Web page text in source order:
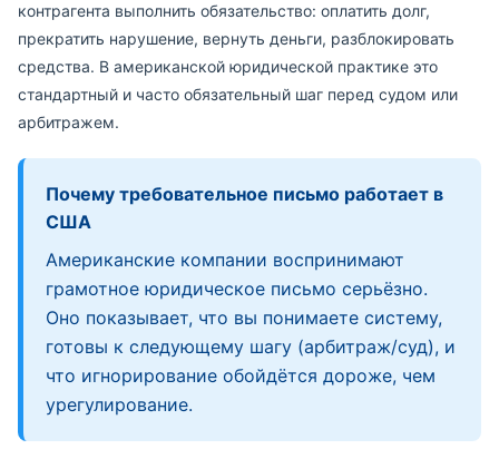
контрагента выполнить обязательство: оплатить долг,
прекратить нарушение, вернуть деньги, разблокировать
средства. В американской юридической практике это
стандартный и часто обязательный шаг перед судом или
арбитражем.
Почему требовательное письмо работает в
США
Американские компании воспринимают
грамотное юридическое письмо серьёзно.
Оно показывает, что вы понимаете систему,
готовы к следующему шагу (арбитраж/суд), и
что игнорирование обойдётся дороже, чем
урегулирование.